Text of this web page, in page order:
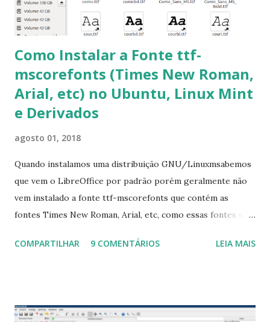
apt-get install --reinstall ttf-mscorefonts-installer
Como Instalar a Fonte ttf-
mscorefonts (Times New Roman,
Arial, etc) no Ubuntu, Linux Mint
e Derivados
agosto 01, 2018
Quando instalamos uma distribuição GNU/Linuxmsabemos
que vem o LibreOffice por padrão porém geralmente não
vem instalado a fonte ttf-mscorefonts que contém as
fontes Times New Roman, Arial, etc, como essas fontes são
a Associação Brasileira de Normas Técnicas (ABNT), exige
que contém essas fontes. Ao instalar o GNU/Linux abra o
COMPARTILHAR 9 COMENTÁRIOS LEIA MAIS